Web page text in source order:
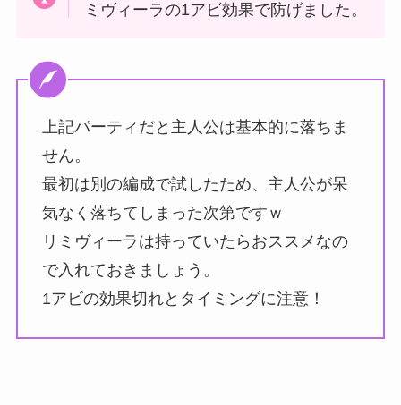
ミヴィーラの1アビ効果で防げました。
上記パーティだと主人公は基本的に落ちま
せん。
最初は別の編成で試したため、主人公が呆
気なく落ちてしまった次第ですｗ
リミヴィーラは持っていたらおススメなの
で入れておきましょう。
1アビの効果切れとタイミングに注意！